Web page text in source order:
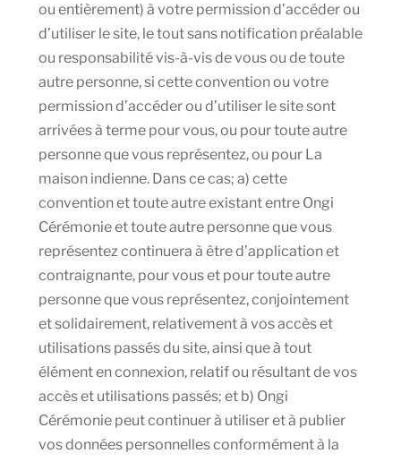
ou entièrement) à votre permission d’accéder ou
d’utiliser le site, le tout sans notification préalable
ou responsabilité vis-à-vis de vous ou de toute
autre personne, si cette convention ou votre
permission d’accéder ou d’utiliser le site sont
arrivées à terme pour vous, ou pour toute autre
personne que vous représentez, ou pour La
maison indienne. Dans ce cas; a) cette
convention et toute autre existant entre Ongi
Cérémonie et toute autre personne que vous
représentez continuera à être d’application et
contraignante, pour vous et pour toute autre
personne que vous représentez, conjointement
et solidairement, relativement à vos accès et
utilisations passés du site, ainsi que à tout
élément en connexion, relatif ou résultant de vos
accès et utilisations passés; et b) Ongi
Cérémonie peut continuer à utiliser et à publier
vos données personnelles conformément à la